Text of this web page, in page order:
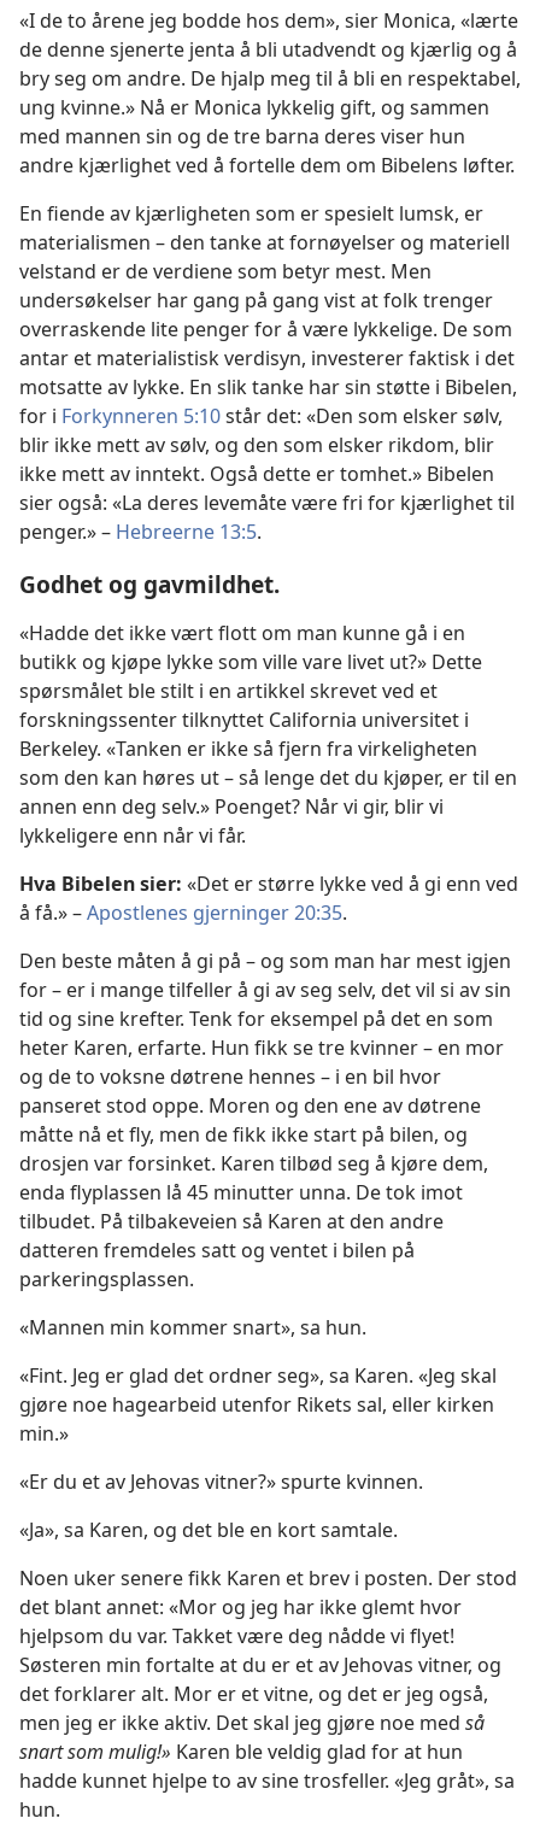
«I de to årene jeg bodde hos dem», sier Monica, «lærte
de denne sjenerte jenta å bli utadvendt og kjærlig og å
bryseg om andre. De hjalp meg til å bli en respektabel,
ung kvinne.» Nå er Monica lykkelig gift, og sammen
med mannen sin og de tre barna deres viser hun
andre kjærlighet ved å fortelle dem om Bibelens løfter.
En fiende av kjærligheten som er spesielt lumsk, er
materialismen – den tanke at fornøyelser og materiell
velstand er de verdiene som betyr mest. Men
undersøkelser har gang på gang vist at folk trenger
overraskende lite penger for å være lykkelige. De som
antar et materialistisk verdisyn, investerer faktisk i det
motsatte av lykke. En slik tanke har sin støtte i Bibelen,
for i Forkynneren 5:10står det: «Den som elsker sølv,
blir ikke mett av sølv, og den som elsker rikdom, blir
ikke mett av inntekt. Også dette er tomhet.» Bibelen
sier også: «La deres levemåte være fri for kjærlighet til
penger.» – Hebreerne 13:5.
Godhet og gavmildhet.
«Hadde det ikke vært flott om man kunne gå i en
butikk og kjøpe lykke som ville vare livet ut?» Dette
spørsmålet ble stilt i en artikkel skrevet ved et
forskningssenter tilknyttet California universitet i
Berkeley. «Tanken er ikke så fjern fra virkeligheten
som den kan høres ut – så lenge det du kjøper, er til en
annen enn deg selv.» Poenget? Når vi gir, blir vi
lykkeligere enn når vi får.
Hva Bibelen sier: «Det er større lykke ved å gi enn ved
å få.» –Apostlenes gjerninger 20:35.
Den beste måten å gi på – og som man har mest igjen
for – er i mange tilfeller å gi av seg selv, det vil si av sin
tid og sine krefter. Tenk for eksempel på det en som
heter Karen, erfarte. Hun fikk se tre kvinner – en mor
og de to voksne døtrene hennes – i en bil hvor
panseret stod oppe. Moren og den ene av døtrene
måtte nå et fly, men de fikk ikke start på bilen, og
drosjen var forsinket. Karen tilbød seg å kjøre dem,
enda flyplassen lå 45 minutter unna. De tok imot
tilbudet. På tilbakeveien så Karen at den andre
datteren fremdeles satt og ventet i bilen på
parkeringsplassen.
«Mannen min kommer snart», sa hun.
«Fint. Jeg er glad det ordner seg», sa Karen. «Jeg skal
gjøre noe hagearbeid utenfor Rikets sal, eller kirken
min.»
«Er du et av Jehovas vitner?» spurte kvinnen.
«Ja», sa Karen, og det ble en kort samtale.
Noen uker senere fikk Karen et brev i posten. Der stod
det blant annet: «Mor og jeg har ikke glemt hvor
hjelpsom du var. Takket være deg nådde vi flyet!
Søsteren min fortalte at du er et av Jehovas vitner, og
det forklarer alt. Mor er et vitne, og det er jeg også,
men jeg er ikke aktiv. Det skal jeg gjøre noe med så
snart som mulig!» Karen ble veldig glad for at hun
hadde kunnet hjelpe to av sine trosfeller. «Jeg gråt», sa
hun.